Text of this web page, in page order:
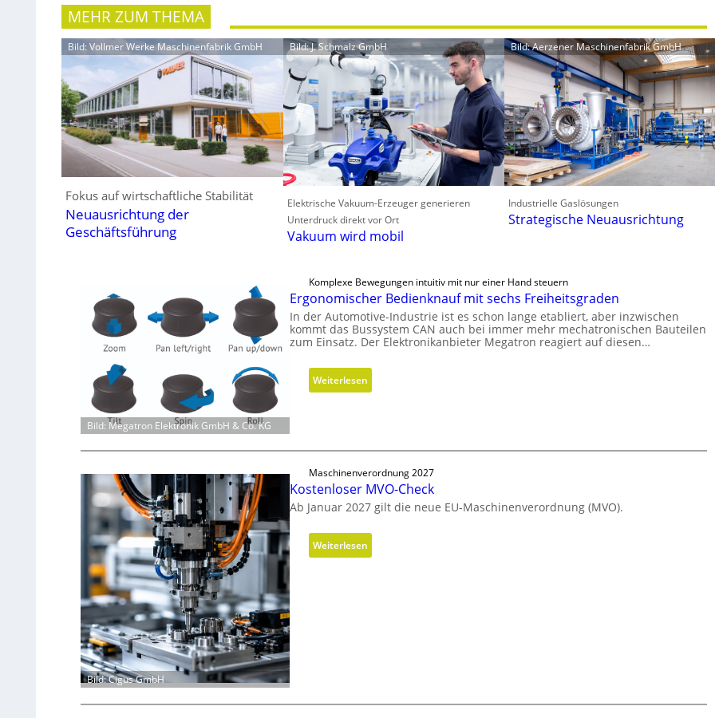
MEHR ZUM THEMA
Bild: Vollmer Werke Maschinenfabrik GmbH
Fokus auf wirtschaftliche Stabilität
Neuausrichtung der
Geschäftsführung
Bild: J. Schmalz GmbH
Elektrische Vakuum-Erzeuger generieren
Unterdruck direkt vor Ort
Vakuum wird mobil
Bild: Aerzener Maschinenfabrik GmbH
Industrielle Gaslösungen
Strategische Neuausrichtung
Bild: Megatron Elektronik GmbH & Co. KG
Komplexe Bewegungen intuitiv mit nur einer Hand steuern
Ergonomischer Bedienknauf mit sechs Freiheitsgraden
In der Automotive-Industrie ist es schon lange etabliert, aber inzwischen
kommt das Bussystem CAN auch bei immer mehr mechatronischen Bauteilen
zum Einsatz. Der Elektronikanbieter Megatron reagiert auf diesen…
Weiterlesen:
E
o
m
i
s
c
Bild: Cigus GmbH
Maschinenverordnung 2027
Kostenloser MVO-Check
Ab Januar 2027 gilt die neue EU-Maschinenverordnung (MVO).
Weiterlesen:
K